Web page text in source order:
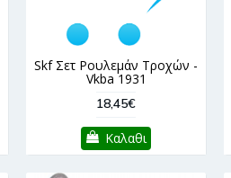
Skf Σετ Ρουλεμάν Τροχών -
Vkba 1931
18,45€
Καλαθι